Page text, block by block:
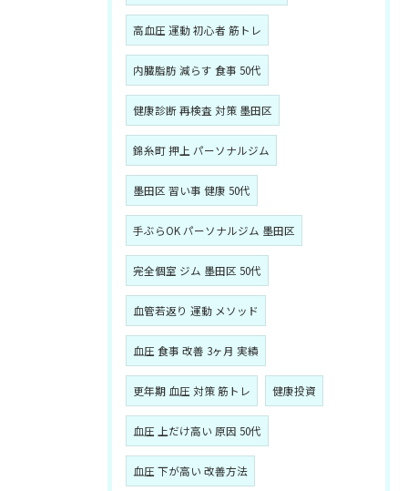
高血圧 運動 初心者 筋トレ
内臓脂肪 減らす 食事 50代
健康診断 再検査 対策 墨田区
錦糸町 押上 パーソナルジム
墨田区 習い事 健康 50代
手ぶらOK パーソナルジム 墨田区
完全個室 ジム 墨田区 50代
血管若返り 運動 メソッド
血圧 食事 改善 3ヶ月 実績
更年期 血圧 対策 筋トレ 健康投資
血圧 上だけ高い 原因 50代
血圧 下が高い 改善方法